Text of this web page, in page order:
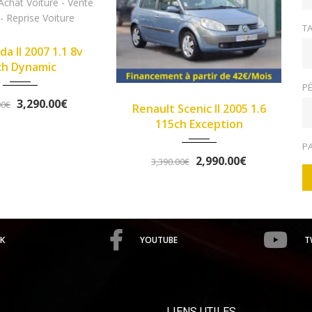
Scenic II 2005 1.6
102345
>Opel Corsa IV 2013 1.2
Twinport 85ch Graphite
5,758.00€ 5,490.00€
YOUTUBE